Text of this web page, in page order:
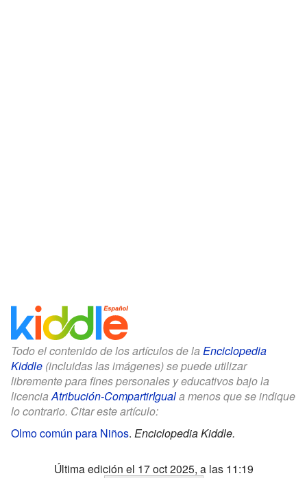
Todo el contenido de los artículos de la Enciclopedia
Kiddle (incluidas las imágenes) se puede utilizar
libremente para fines personales y educativos bajo la
licenciaAtribución-CompartirIguala menos que se indique
lo contrario. Citar este artículo:
Olmo común para Niños. Enciclopedia Kiddle.
Última edición el 17 oct 2025, a las 11:19